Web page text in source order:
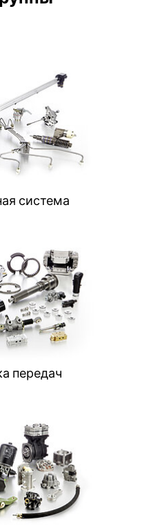
система
передач